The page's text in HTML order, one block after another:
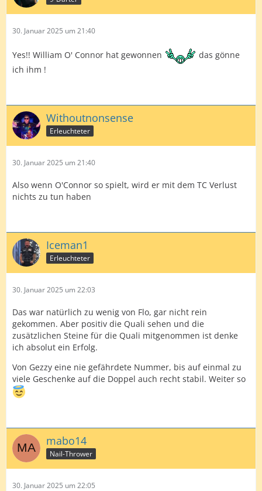
30. Januar 2025 um 21:40
Yes!! William O' Connor hat gewonnen
das gönne
ich ihm !
Withoutnonsense
Erleuchteter
30. Januar 2025 um 21:40
Also wenn O'Connor so spielt, wird er mit dem TC Verlust
nichts zu tun haben
Iceman1
Erleuchteter
30. Januar 2025 um 22:03
Das war natürlich zu wenig von Flo, gar nicht rein
gekommen. Aber positiv die Quali sehen und die
zusätzlichen Steine für die Quali mitgenommen ist denke
ich absolut ein Erfolg.
Von Gezzy eine nie gefährdete Nummer, bis auf einmal zu
viele Geschenke auf die Doppel auch recht stabil. Weiter so
mabo14
Nail-Thrower
30. Januar 2025 um 22:05